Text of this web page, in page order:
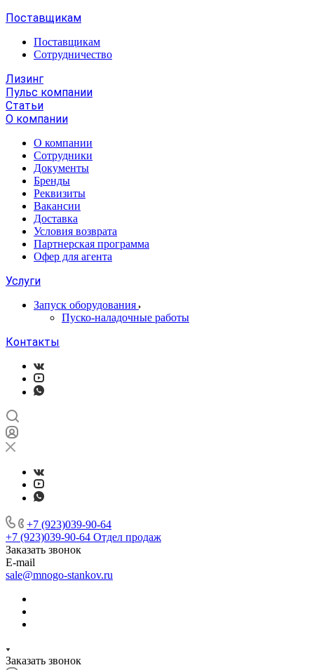
Поставщикам
Поставщикам
Сотрудничество
Лизинг
Пульс компании
Статьи
О компании
О компании
Сотрудники
Документы
Бренды
Реквизиты
Вакансии
Доставка
Условия возврата
Партнерская программа
Офер для агента
Услуги
Запуск оборудования
Пуско-наладочные работы
Контакты
+7 (923)039-90-64
+7 (923)039-90-64 Отдел продаж
Заказать звонок
E-mail
sale@mnogo-stankov.ru
Заказать звонок